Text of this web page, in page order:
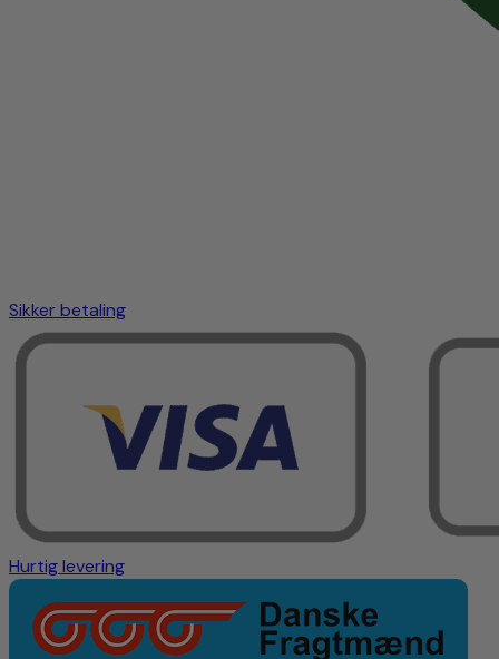
Sikker betaling
Hurtig levering